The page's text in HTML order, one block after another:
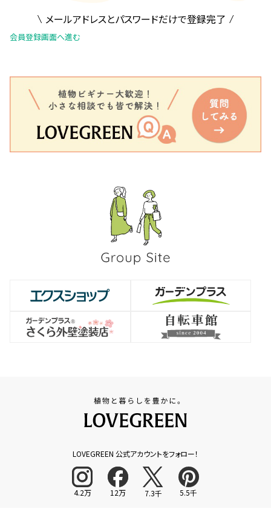
メールアドレスとパスワードだけで登録完了
会員登録画面へ進む
LOVEGREEN 公式アカウントをフォロー！
4.2万 12万 7.3千 5.5千